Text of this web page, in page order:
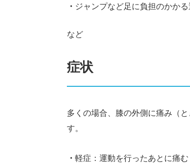
ジャンプなど足に負担のかか
など
症状
多くの場合、膝の外側に痛み（
す。
軽症：運動を行ったあとに痛む